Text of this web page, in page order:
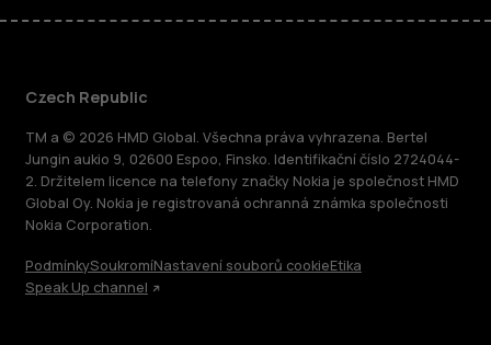
Czech Republic
TM a © 2026 HMD Global. Všechna práva vyhrazena. Bertel
Jungin aukio 9, 02600 Espoo, Finsko. Identifikační číslo 2724044-
2. Držitelem licence na telefony značky Nokia je společnost HMD
Global Oy. Nokia je registrovaná ochranná známka společnosti
Nokia Corporation.
PodmínkySoukromíNastavení souborů cookieEtika
Speak Up channel